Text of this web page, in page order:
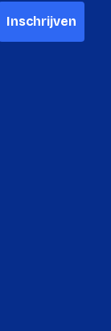
Inschrijven